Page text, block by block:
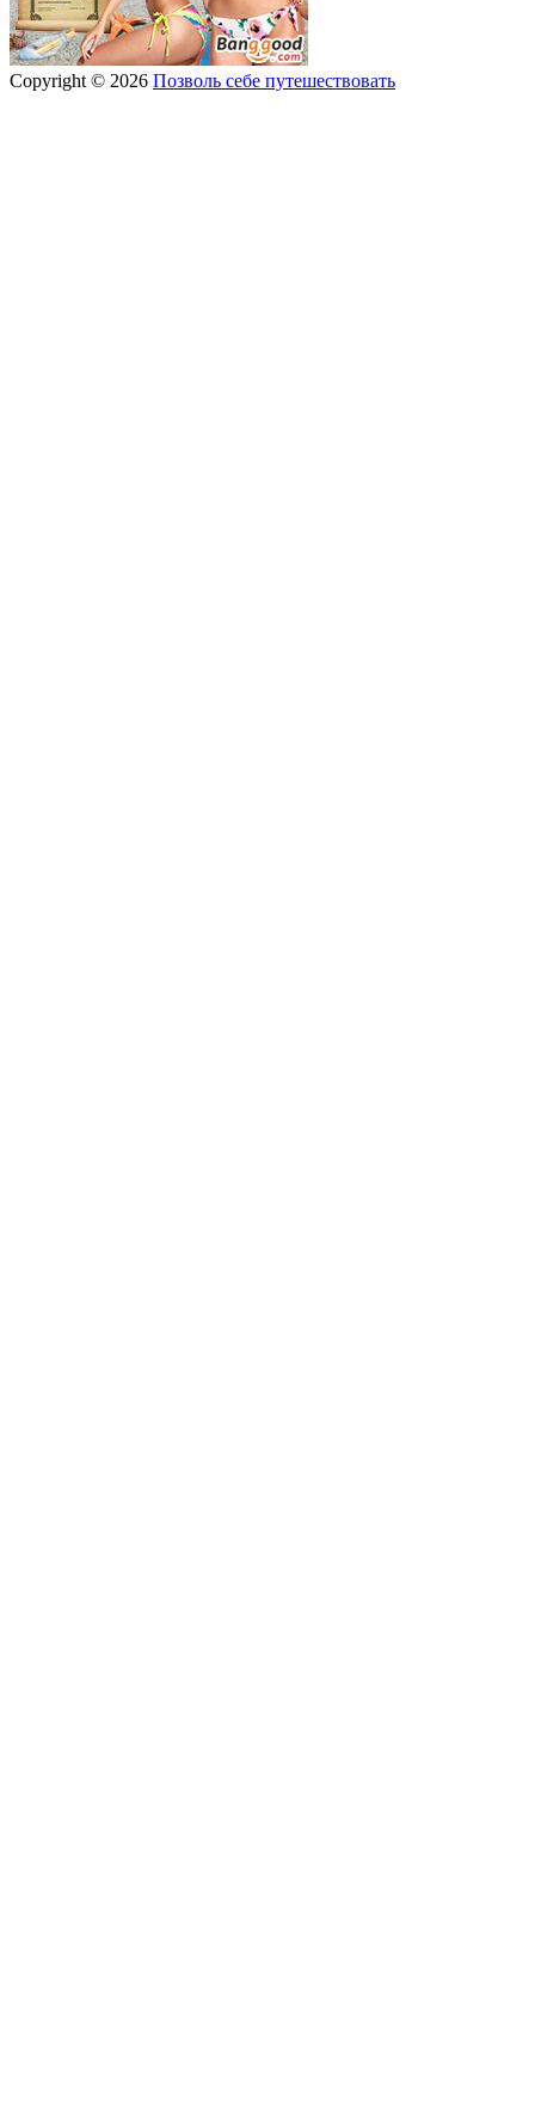
Copyright © 2026 Позволь себе путешествовать